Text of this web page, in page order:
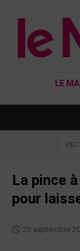
LE
La pince
pour
23 septembre